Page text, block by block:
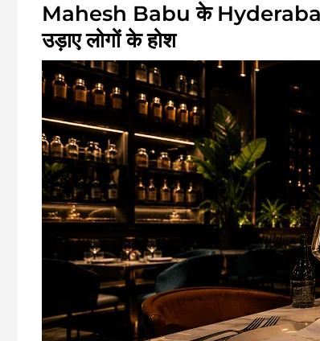
Mahesh Babu के
उड़ाए लोगों के होश